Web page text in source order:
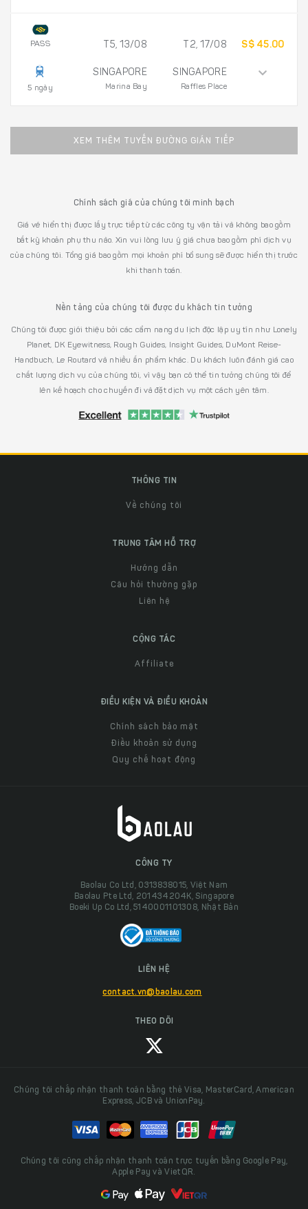
PASS
5 ngày
T5, 13/08
SINGAPORE
Marina Bay
T2, 17/08
SINGAPORE
Raffles Place
S$ 45.00
XEM THÊM TUYẾN ĐƯỜNG GIÁN TIẾP
Chính sách giá của chúng tôi minh bạch
Giá vé hiển thị được lấy trực tiếp từ các công ty vận tải và không bao gồm
bất kỳ khoản phụ thu nào. Xin vui lòng lưu ý giá chưa bao gồm phí dịch vụ
của chúng tôi. Tổng giá bao gồm mọi khoản phí bổ sung sẽ được hiển thị trước
khi thanh toán.
Nền tảng của chúng tôi được du khách tin tưởng
Chúng tôi được giới thiệu bởi các cẩm nang du lịch độc lập uy tín như Lonely
Planet, DK Eyewitness, Rough Guides, Insight Guides, DuMont Reise-
Handbuch, Le Routard và nhiều ấn phẩm khác. Du khách luôn đánh giá cao
chất lượng dịch vụ của chúng tôi, vì vậy bạn có thể tin tưởng chúng tôi để
lên kế hoạch cho chuyến đi và đặt dịch vụ một cách yên tâm.
THÔNG TIN
Về chúng tôi
TRUNG TÂM HỖ TRỢ
Hướng dẫn
Câu hỏi thường gặp
Liên hệ
CỘNG TÁC
Affiliate
ĐIỀU KIỆN VÀ ĐIỀU KHOẢN
Chính sách bảo mật
Điều khoản sử dụng
Quy chế hoạt động
CÔNG TY
Baolau Co Ltd, 0313838015, Việt Nam
Baolau Pte Ltd, 201434204K, Singapore
Boeki Up Co Ltd, 5140001101308, Nhật Bản
LIÊN HỆ
contact.vn@baolau.com
THEO DÕI
Chúng tôi chấp nhận thanh toán bằng thẻ Visa, MasterCard, American
Express, JCB và UnionPay.
Chúng tôi cũng chấp nhận thanh toán trực tuyến bằng Google Pay,
Apple Pay và VietQR.